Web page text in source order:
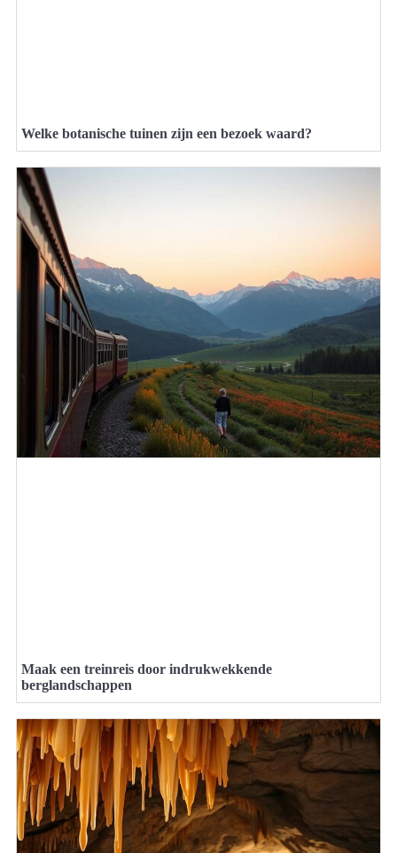
Welke botanische tuinen zijn een bezoek waard?
Maak een treinreis door indrukwekkende
berglandschappen